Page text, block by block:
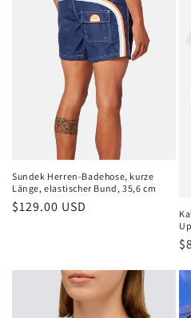
Sundek Herren-Badehose, kurze
Länge, elastischer Bund, 35,6 cm
Normaler
$129.00 USD